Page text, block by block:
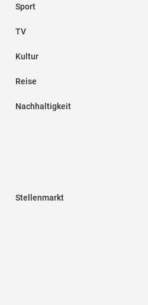
Sport
TV
Kultur
Reise
Nachhaltigkeit
Stellenmarkt